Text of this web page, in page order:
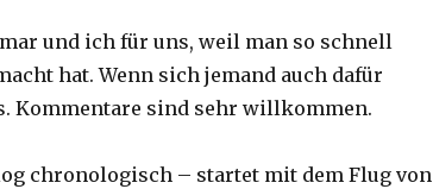
und ich für uns, weil man so schnell
hat. Wenn sich jemand auch dafür
Kommentare sind sehr willkommen.
chronologisch – startet mit dem Flug von